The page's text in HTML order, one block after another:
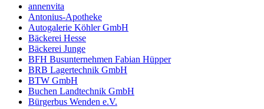
annenvita
Antonius-Apotheke
Autogalerie Köhler GmbH
Bäckerei Hesse
Bäckerei Junge
BFH Busunternehmen Fabian Hüpper
BRB Lagertechnik GmbH
BTW GmbH
Buchen Landtechnik GmbH
Bürgerbus Wenden e.V.